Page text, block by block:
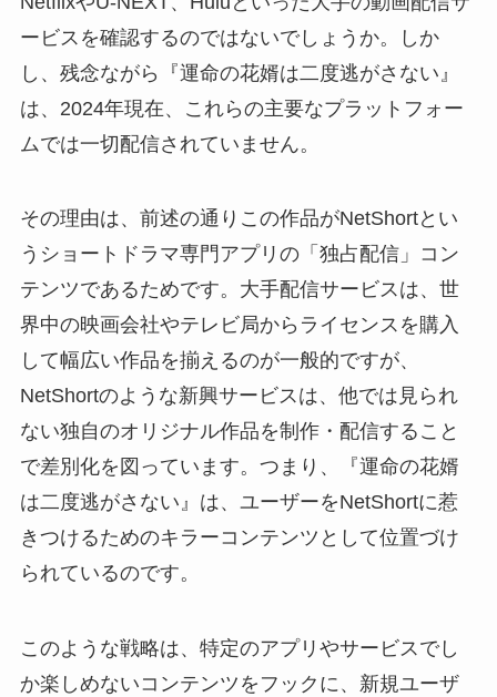
ービスを確認するのではないでしょうか。しか
し、残念ながら『運命の花婿は二度逃がさない』
は、2024年現在、これらの主要なプラットフォー
ムでは一切配信されていません。
その理由は、前述の通りこの作品がNetShortとい
うショートドラマ専門アプリの「独占配信」コン
テンツであるためです。大手配信サービスは、世
界中の映画会社やテレビ局からライセンスを購入
して幅広い作品を揃えるのが一般的ですが、
NetShortのような新興サービスは、他では見られ
ない独自のオリジナル作品を制作・配信すること
で差別化を図っています。つまり、『運命の花婿
は二度逃がさない』は、ユーザーをNetShortに惹
きつけるためのキラーコンテンツとして位置づけ
られているのです。
このような戦略は、特定のアプリやサービスでし
か楽しめないコンテンツをフックに、新規ユーザ